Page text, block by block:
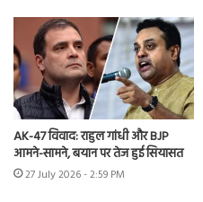
AK-47 विवाद: राहुल गांधी और BJP
आमने-सामने, बयान पर तेज हुई सियासत
27 July 2026 - 2:59 PM